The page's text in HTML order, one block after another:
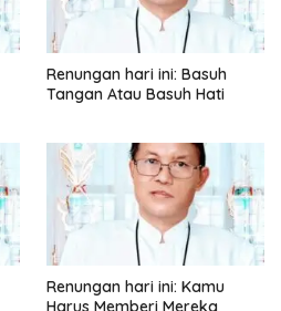
Renungan hari ini: Basuh
Tangan Atau Basuh Hati
Renungan hari ini: Kamu
Harus Memberi Mereka